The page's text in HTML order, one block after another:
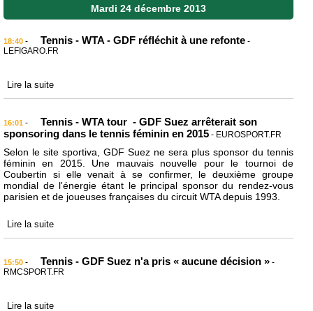
Mardi 24 décembre 2013
18:40 - Tennis - WTA - GDF réfléchit à une refonte -
LEFIGARO.FR
Lire la suite
16:01 -
Tennis - WTA tour - GDF Suez arrêterait son
sponsoring dans le tennis féminin en 2015 - EUROSPORT.FR
Selon le site sportiva, GDF Suez ne sera plus sponsor du tennis
féminin en 2015. Une mauvais nouvelle pour le tournoi de
Coubertin si elle venait à se confirmer, le deuxième groupe
mondial de l'énergie étant le principal sponsor du rendez-vous
parisien et de joueuses françaises du circuit WTA depuis 1993.
Lire la suite
15:50 - Tennis - GDF Suez n'a pris « aucune décision » -
RMCSPORT.FR
Lire la suite